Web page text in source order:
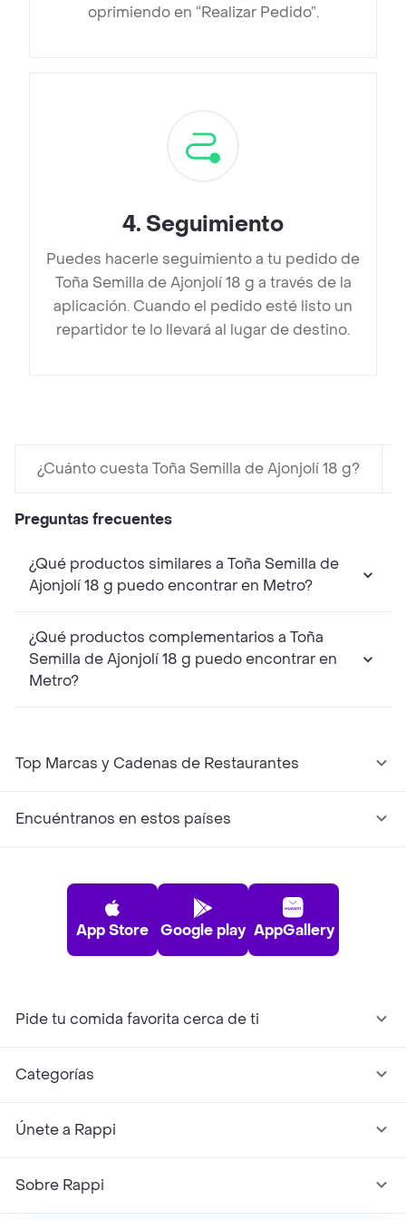
oprimiendo en “Realizar Pedido”.
4. Seguimiento
Puedes hacerle seguimiento a tu pedido de
Toña Semilla de Ajonjolí 18 g a través de la
aplicación. Cuando el pedido esté listo un
repartidor te lo llevará al lugar de destino.
¿Cuánto cuesta Toña Semilla de Ajonjolí 18 g?
Preguntas frecuentes
¿Qué productos similares a Toña Semilla de
Ajonjolí 18 g puedo encontrar en Metro?
¿Qué productos complementarios a Toña
Semilla de Ajonjolí 18 g puedo encontrar en
Metro?
Top Marcas y Cadenas de Restaurantes
Encuéntranos en estos países
App Store Google play AppGallery
Pide tu comida favorita cerca de ti
Categorías
Únete a Rappi
Sobre Rappi